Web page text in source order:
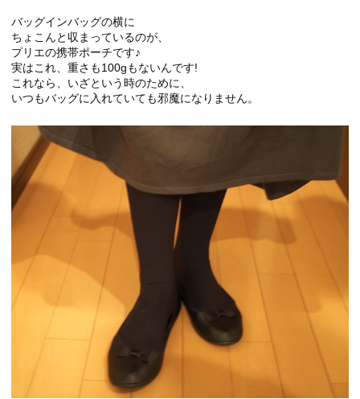
バッグインバッグの横に
ちょこんと収まっているのが、
プリエの携帯ポーチです♪
実はこれ、重さも100gもないんです!
これなら、いざという時のために、
いつもバッグに入れていても邪魔になりません。